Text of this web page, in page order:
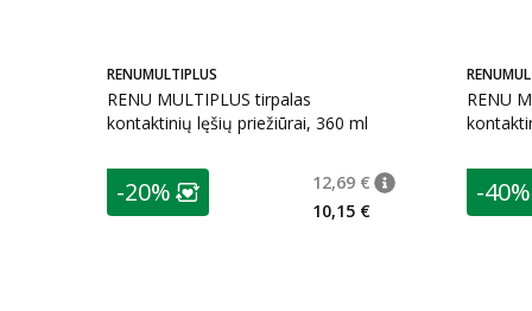
RENUMULTIPLUS
RENU MULTIPLUS tirpalas
kontaktinių lęšių priežiūrai, 360 ml
patarimas
Lojalumo klubo narių nuolaida:
-20% 12,69 €
patarimas
Įprasta kaina:
10,15 €
RENU
-40%